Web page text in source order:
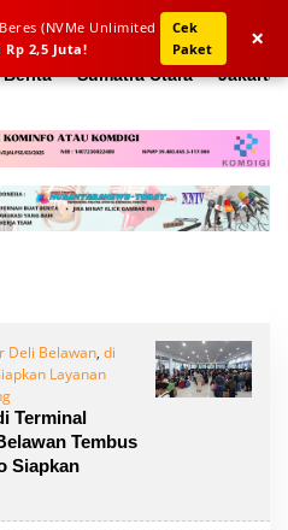
(NVMe Unlimited
Rp 2,5 Juta!
Cek
Paket
×
Berita Sumatra Utara Jakarta
Deli Belawan, di
Layanan
Terminal
Tembus
Siapkan